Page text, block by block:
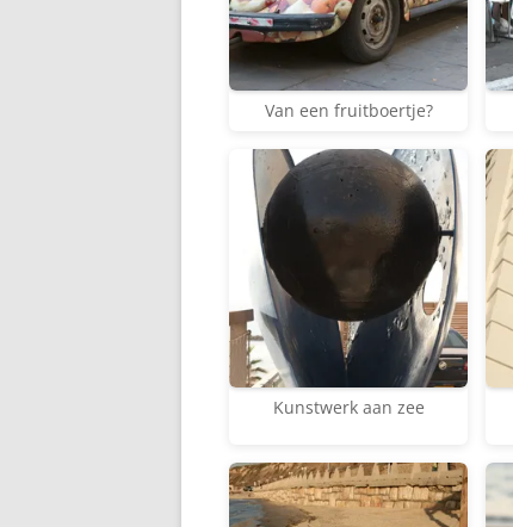
Van een fruitboertje?
Kunstwerk aan zee